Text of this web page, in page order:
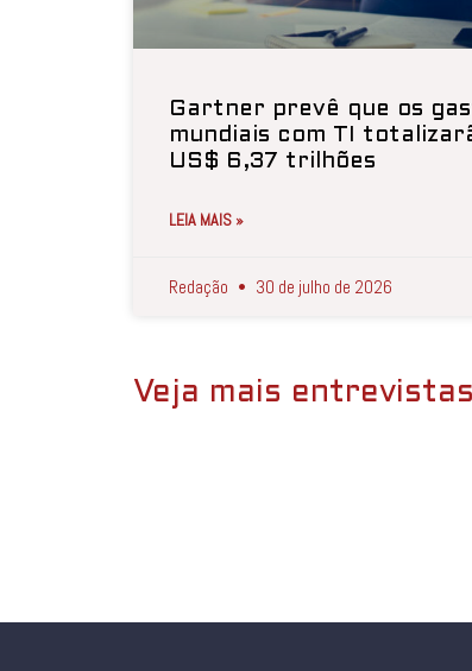
Gartner prevê que os
mundiais com TI
US$ 6,37 trilhões
LEIA MAIS »
Redação 30 de julho de 2026
Veja mais